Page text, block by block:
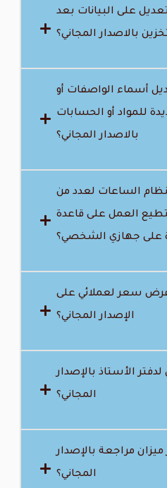
على البيانات بعد
بالاصدار المجاني؟
أسماء الواصفات أو
للمواد أو الحسابات
بالاصدار المجاني؟
الساعات لعدد من
العمل على قاعدة
على جهازي الشخصي؟
سعر لعملائي على
الإصدار المجاني؟
الأستاذ بالإصدار
المجاني؟
مراجعة بالإصدار
المجاني؟